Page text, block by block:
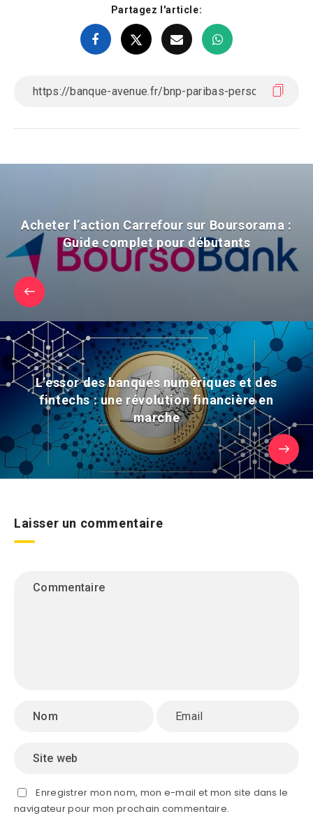
Partagez l'article:
Acheter l’action Carrefour sur Boursorama :
Guide complet pour débutants
L’essor des banques numériques et des
fintechs : une révolution financière en
marche
Laisser un commentaire
Enregistrer mon nom, mon e-mail et mon site dans le
navigateur pour mon prochain commentaire.